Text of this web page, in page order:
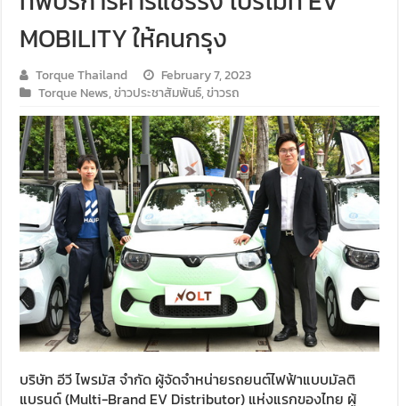
MOBILITY ให้คนกรุง
Torque Thailand
February 7, 2023
Torque News,ข่าวประชาสัมพันธ์,ข่าวรถ
บริษัท อีวี ไพรมัส จำกัด ผู้จัดจำหน่ายรถยนต์ไฟฟ้าแบบมัลติ
แบรนด์ (Multi-Brand EV Distributor) แห่งแรกของไทย ผู้